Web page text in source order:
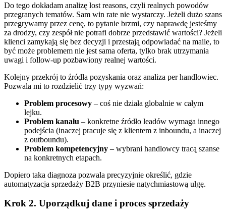
Do tego dokładam analizę lost reasons, czyli realnych powodów
przegranych tematów. Sam win rate nie wystarczy. Jeżeli dużo szans
przegrywamy przez cenę, to pytanie brzmi, czy naprawdę jesteśmy
za drodzy, czy zespół nie potrafi dobrze przedstawić wartości? Jeżeli
klienci zamykają się bez decyzji i przestają odpowiadać na maile, to
być może problemem nie jest sama oferta, tylko brak utrzymania
uwagi i follow-up pozbawiony realnej wartości.
Kolejny przekrój to źródła pozyskania oraz analiza per handlowiec.
Pozwala mi to rozdzielić trzy typy wyzwań:
Problem procesowy – coś nie działa globalnie w całym
lejku.
Problem kanału – konkretne źródło leadów wymaga innego
podejścia (inaczej pracuje się z klientem z inboundu, a inaczej
z outboundu).
Problem kompetencyjny – wybrani handlowcy tracą szanse
na konkretnych etapach.
Dopiero taka diagnoza pozwala precyzyjnie określić, gdzie
automatyzacja sprzedaży B2B przyniesie natychmiastową ulgę.
Krok 2. Uporządkuj dane i proces sprzedaży